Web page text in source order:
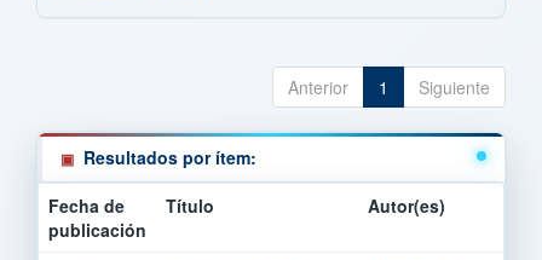
Anterior 1 Siguiente
Resultados por ítem:
Fecha de
publicación
Título Autor(es)